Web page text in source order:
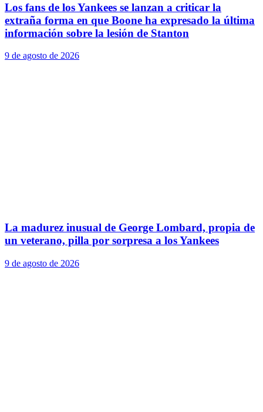
Los fans de los Yankees se lanzan a criticar la
extraña forma en que Boone ha expresado la última
información sobre la lesión de Stanton
9 de agosto de 2026
La madurez inusual de George Lombard, propia de
un veterano, pilla por sorpresa a los Yankees
9 de agosto de 2026